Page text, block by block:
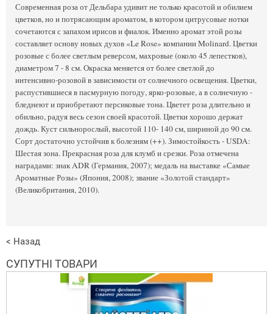
Современная роза от Дельбара удивит не только красотой и обилием
цветков, но и потрясающим ароматом, в котором цитрусовые нотки
сочетаются с запахом ирисов и фиалок. Именно аромат этой розы
составляет основу новых духов «Le Rose» компании Molinard. Цветки
розовые с более светлым реверсом, махровые (около 45 лепестков),
диаметром 7 - 8 см. Окраска меняется от более светлой до
интенсивно-розовой в зависимости от солнечного освещения. Цветки,
распустившиеся в пасмурную погоду, ярко-розовые, а в солнечную -
бледнеют и приобретают персиковые тона. Цветет роза длительно и
обильно, радуя весь сезон своей красотой. Цветки хорошо держат
дождь. Куст сильнорослый, высотой 110- 140 см, шириной до 90 см.
Сорт достаточно устойчив к болезням (++). Зимостойкость - USDA:
Шестая зона. Прекрасная роза для клумб и срезки. Роза отмечена
наградами: знак ADR (Германия, 2007); медаль на выставке «Самые
Ароматные Розы» (Япония, 2008); звание «Золотой стандарт»
(Великобритания, 2010).
< Назад
СУПУТНІ ТОВАРИ